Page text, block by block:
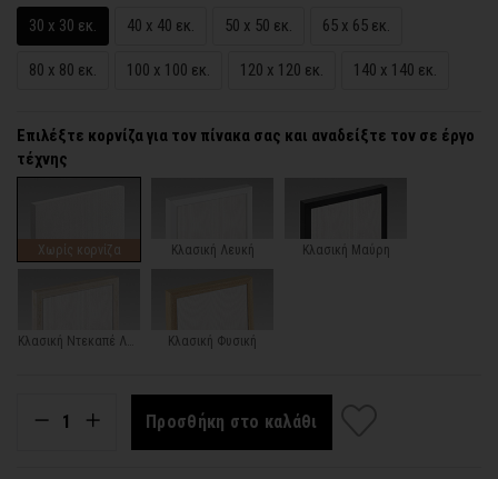
30 x 30 εκ.
40 x 40 εκ. 50 x 50 εκ. 65 x 65 εκ.
80 x 80 εκ. 100 x 100 εκ. 120 x 120 εκ. 140 x 140 εκ.
Επιλέξτε κορνίζα για τον πίνακα σας και αναδείξτε τον σε έργο
τέχνης
Χωρίς κορνίζα Κλασική Λευκή Κλασική Μαύρη
Κλασική Φυσική
Προσθήκη στο καλάθι